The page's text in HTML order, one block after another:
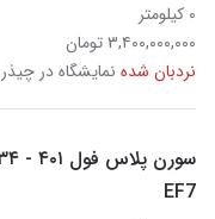
۰ کیلومتر
۳,۴۰۰,۰۰۰,۰۰۰ تومان
نردبان شده نمایشگاه در چیذر
EF7